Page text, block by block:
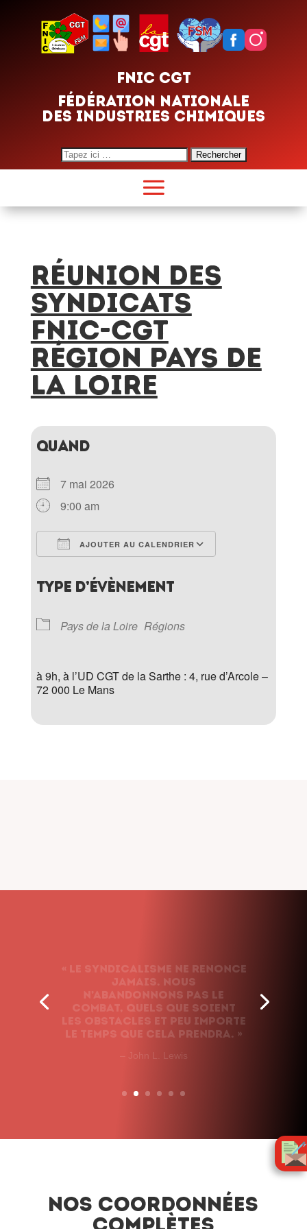
FNIC CGT
FÉDÉRATION NATIONALE
DES INDUSTRIES CHIMIQUES
Search
for:
RÉUNION DES
SYNDICATS
FNIC-CGT
RÉGION PAYS DE
LA LOIRE
QUAND
7 mai 2026
9:00 am
AJOUTER AU CALENDRIER
TYPE D’ÉVÈNEMENT
Pays de la Loire Régions
à 9h, à l’UD CGT de la Sarthe : 4, rue d’Arcole –
72 000 Le Mans
jamais. Nous
n’abandonnons pas le
combat, quels que soient
les obstacles et peu importe
le temps que cela prendra. »
Nos coordonnées